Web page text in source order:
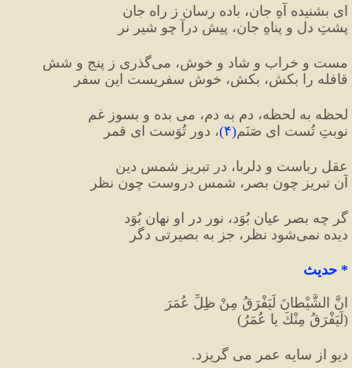
ای بشنیده آهِ جان، باده رسان زِ راه جان
پشتِ دل و پناهِ جان، پیش درآ چو شیرِ نر
مست و خراب و شاد و خوش، می‌گذری ز پنج و شش
قافله را بکش، بکش، خوش سفریست این سفر
لحظه به لحظه، دم به دم، می بده و بسوز غم
نوبتِ تُست ای صَنَم(۴)، دور تُوَست ای قمر
عقل رباست و دلربا، در تبریز شمسِ دین
آن تبریز چون بصر، شمس دروست چون نظر
گر چه بصر عیان بُوَد، نور در او نهان بُوَد
دیده نمی‌شود نظر، جز به بصیرتی دگر
* حدیث
انَّ الشَّيْطانَ لَيَفْرَقُ مِنْ ظِلِّ عُمَرَ
(لَيَفْرَقُ مِنْكَ يا عُمَرُ)
دیو از سایه عمر می گریزد.